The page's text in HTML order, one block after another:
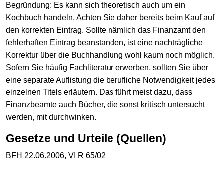
Begründung: Es kann sich theoretisch auch um ein
Kochbuch handeln. Achten Sie daher bereits beim Kauf auf
den korrekten Eintrag. Sollte nämlich das Finanzamt den
fehlerhaften Eintrag beanstanden, ist eine nachträgliche
Korrektur über die Buchhandlung wohl kaum noch möglich.
Sofern Sie häufig Fachliteratur erwerben, sollten Sie über
eine separate Auflistung die berufliche Notwendigkeit jedes
einzelnen Titels erläutern. Das führt meist dazu, dass
Finanzbeamte auch Bücher, die sonst kritisch untersucht
werden, mit durchwinken.
Gesetze und Urteile (Quellen)
BFH 22.06.2006, VI R 65/02